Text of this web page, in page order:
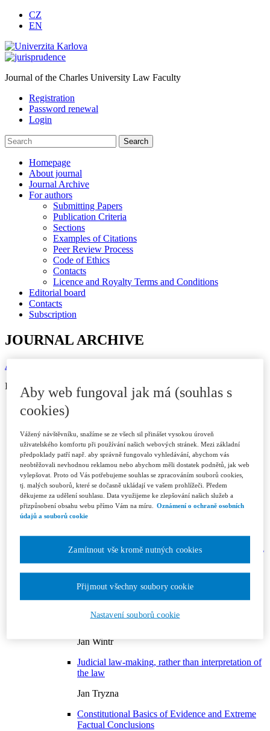
CZ
EN
Journal of the Charles University Law Faculty
Registration
Password renewal
Login
Homepage
About journal
Journal Archive
For authors
Submitting Papers
Publication Criteria
Sections
Examples of Citations
Peer Review Process
Code of Ethics
Contacts
Licence and Royalty Terms and Conditions
Editorial board
Contacts
Subscription
JOURNAL ARCHIVE
Available in ASPI
ISSN 1802-3843 (print)
Year 2026
Issue 1/2026
Aleš Gerloch
Articles
Interest Jurisprudence, power and conflict
solution as public service
Law as a means of solving disputes or as an ideal
Sources of parliamentary law as a means of
resolving conflicts between the parliamentary
minority and the parliamentary majority
Jan Wintr
Judicial law-making, rather than interpretation of
the law
Jan Tryzna
Constitutional Basics of Evidence and Extreme
Factual Conclusions
Aby web fungoval jak má (souhlas s
cookies)
Vážený návštěvníku, snažíme se ze všech sil přinášet vysokou úroveň
uživatelského komfortu při používání našich webových stránek. Mezi základní
předpoklady patří např. aby správně fungovalo vyhledávání, abychom vás
neobtěžovali nevhodnou reklamou nebo abychom měli dostatek podnětů, jak web
vylepšovat. Proto od Vás potřebujeme souhlas se zpracováním souborů cookies,
tj. malých souborů, které se dočasně ukládají ve vašem prohlížeči. Předem
děkujeme za udělení souhlasu. Data využijeme ke zlepšování našich služeb a
přizpůsobení obsahu webu přímo Vám na míru.
Oznámení o ochraně osobních
údajů a souborů cookie
Nastavení souborů cookie
Zamítnout vše kromě nutných cookies
Přijmout všechny soubory cookie